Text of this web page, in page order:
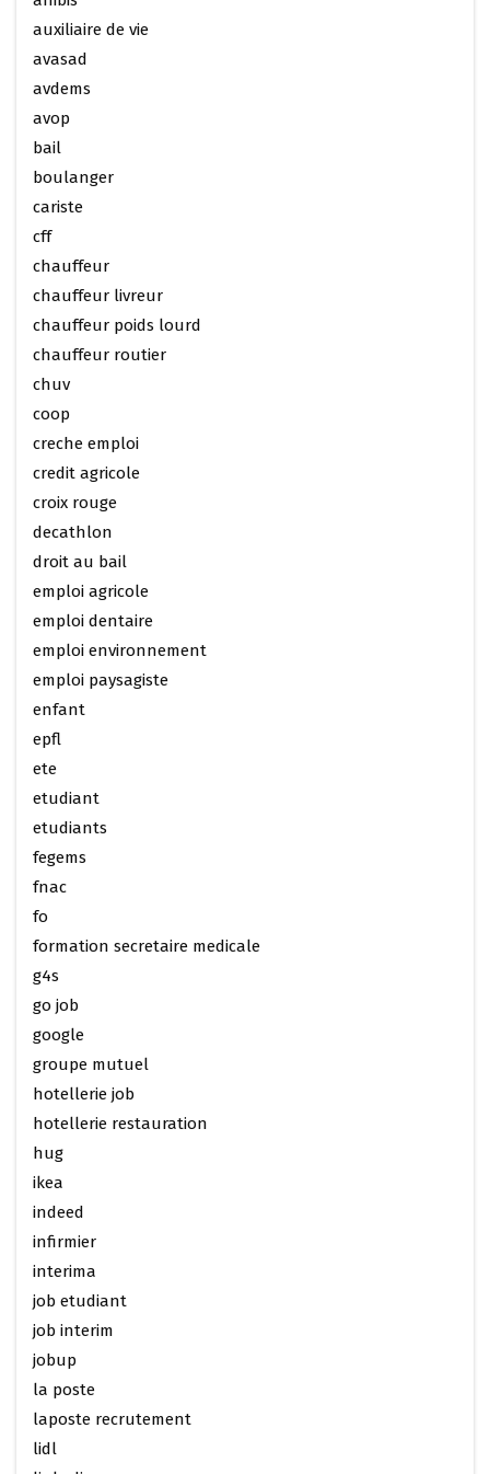
auxiliaire de vie
avasad
avdems
avop
bail
boulanger
cariste
cff
chauffeur
chauffeur livreur
chauffeur poids lourd
chauffeur routier
chuv
coop
creche emploi
credit agricole
croix rouge
decathlon
droit au bail
emploi agricole
emploi dentaire
emploi environnement
emploi paysagiste
enfant
epfl
ete
etudiant
etudiants
fegems
fnac
fo
formation secretaire medicale
g4s
go job
google
groupe mutuel
hotellerie job
hotellerie restauration
hug
ikea
indeed
infirmier
interima
job etudiant
job interim
jobup
la poste
laposte recrutement
lidl